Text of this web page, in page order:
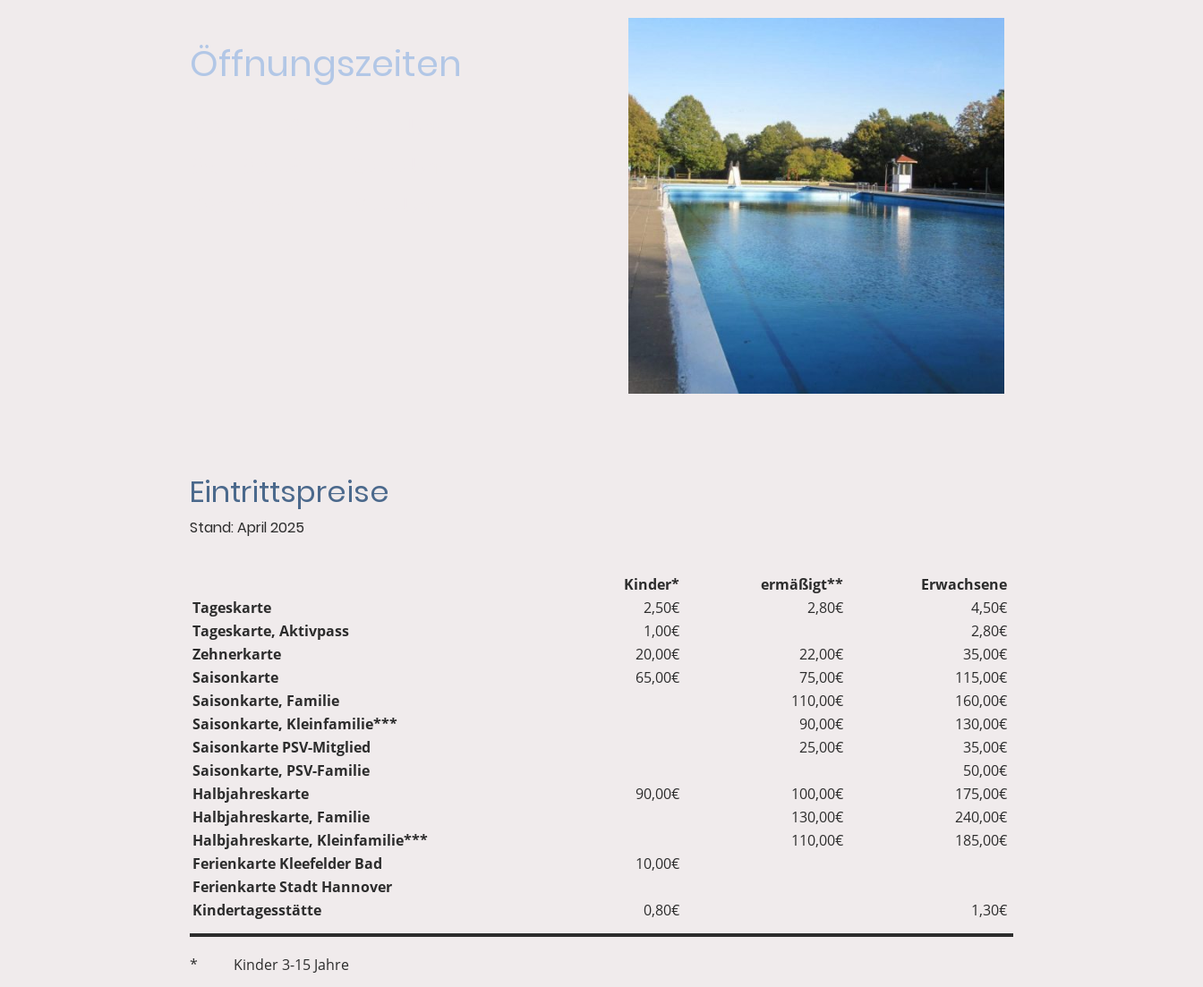
Öffnungszeiten
Eintrittspreise
Stand: April 2025
Kinder* ermäßigt**
Erwachsene
Tageskarte
2,50€ 2,80€
4,50€
Tageskarte, Aktivpass
1,00€
2,80€
Zehnerkarte
20,00€ 22,00€
35,00€
Saisonkarte
65,00€ 75,00€
115,00€
Saisonkarte, Familie
110,00€
160,00€
Saisonkarte, Kleinfamilie***
90,00€
130,00€
Saisonkarte PSV-Mitglied
25,00€
35,00€
Saisonkarte, PSV-Familie
50,00€
Halbjahreskarte
90,00€ 100,00€
175,00€
Halbjahreskarte, Familie
130,00€
240,00€
Halbjahreskarte, Kleinfamilie***
110,00€
185,00€
Ferienkarte Kleefelder Bad
10,00€
Ferienkarte Stadt Hannover
Kindertagesstätte
0,80€ 1,30€
* Kinder 3-15 Jahre